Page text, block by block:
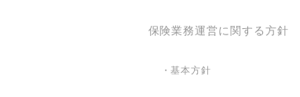
保険業務運営に関する方針
・基本方針